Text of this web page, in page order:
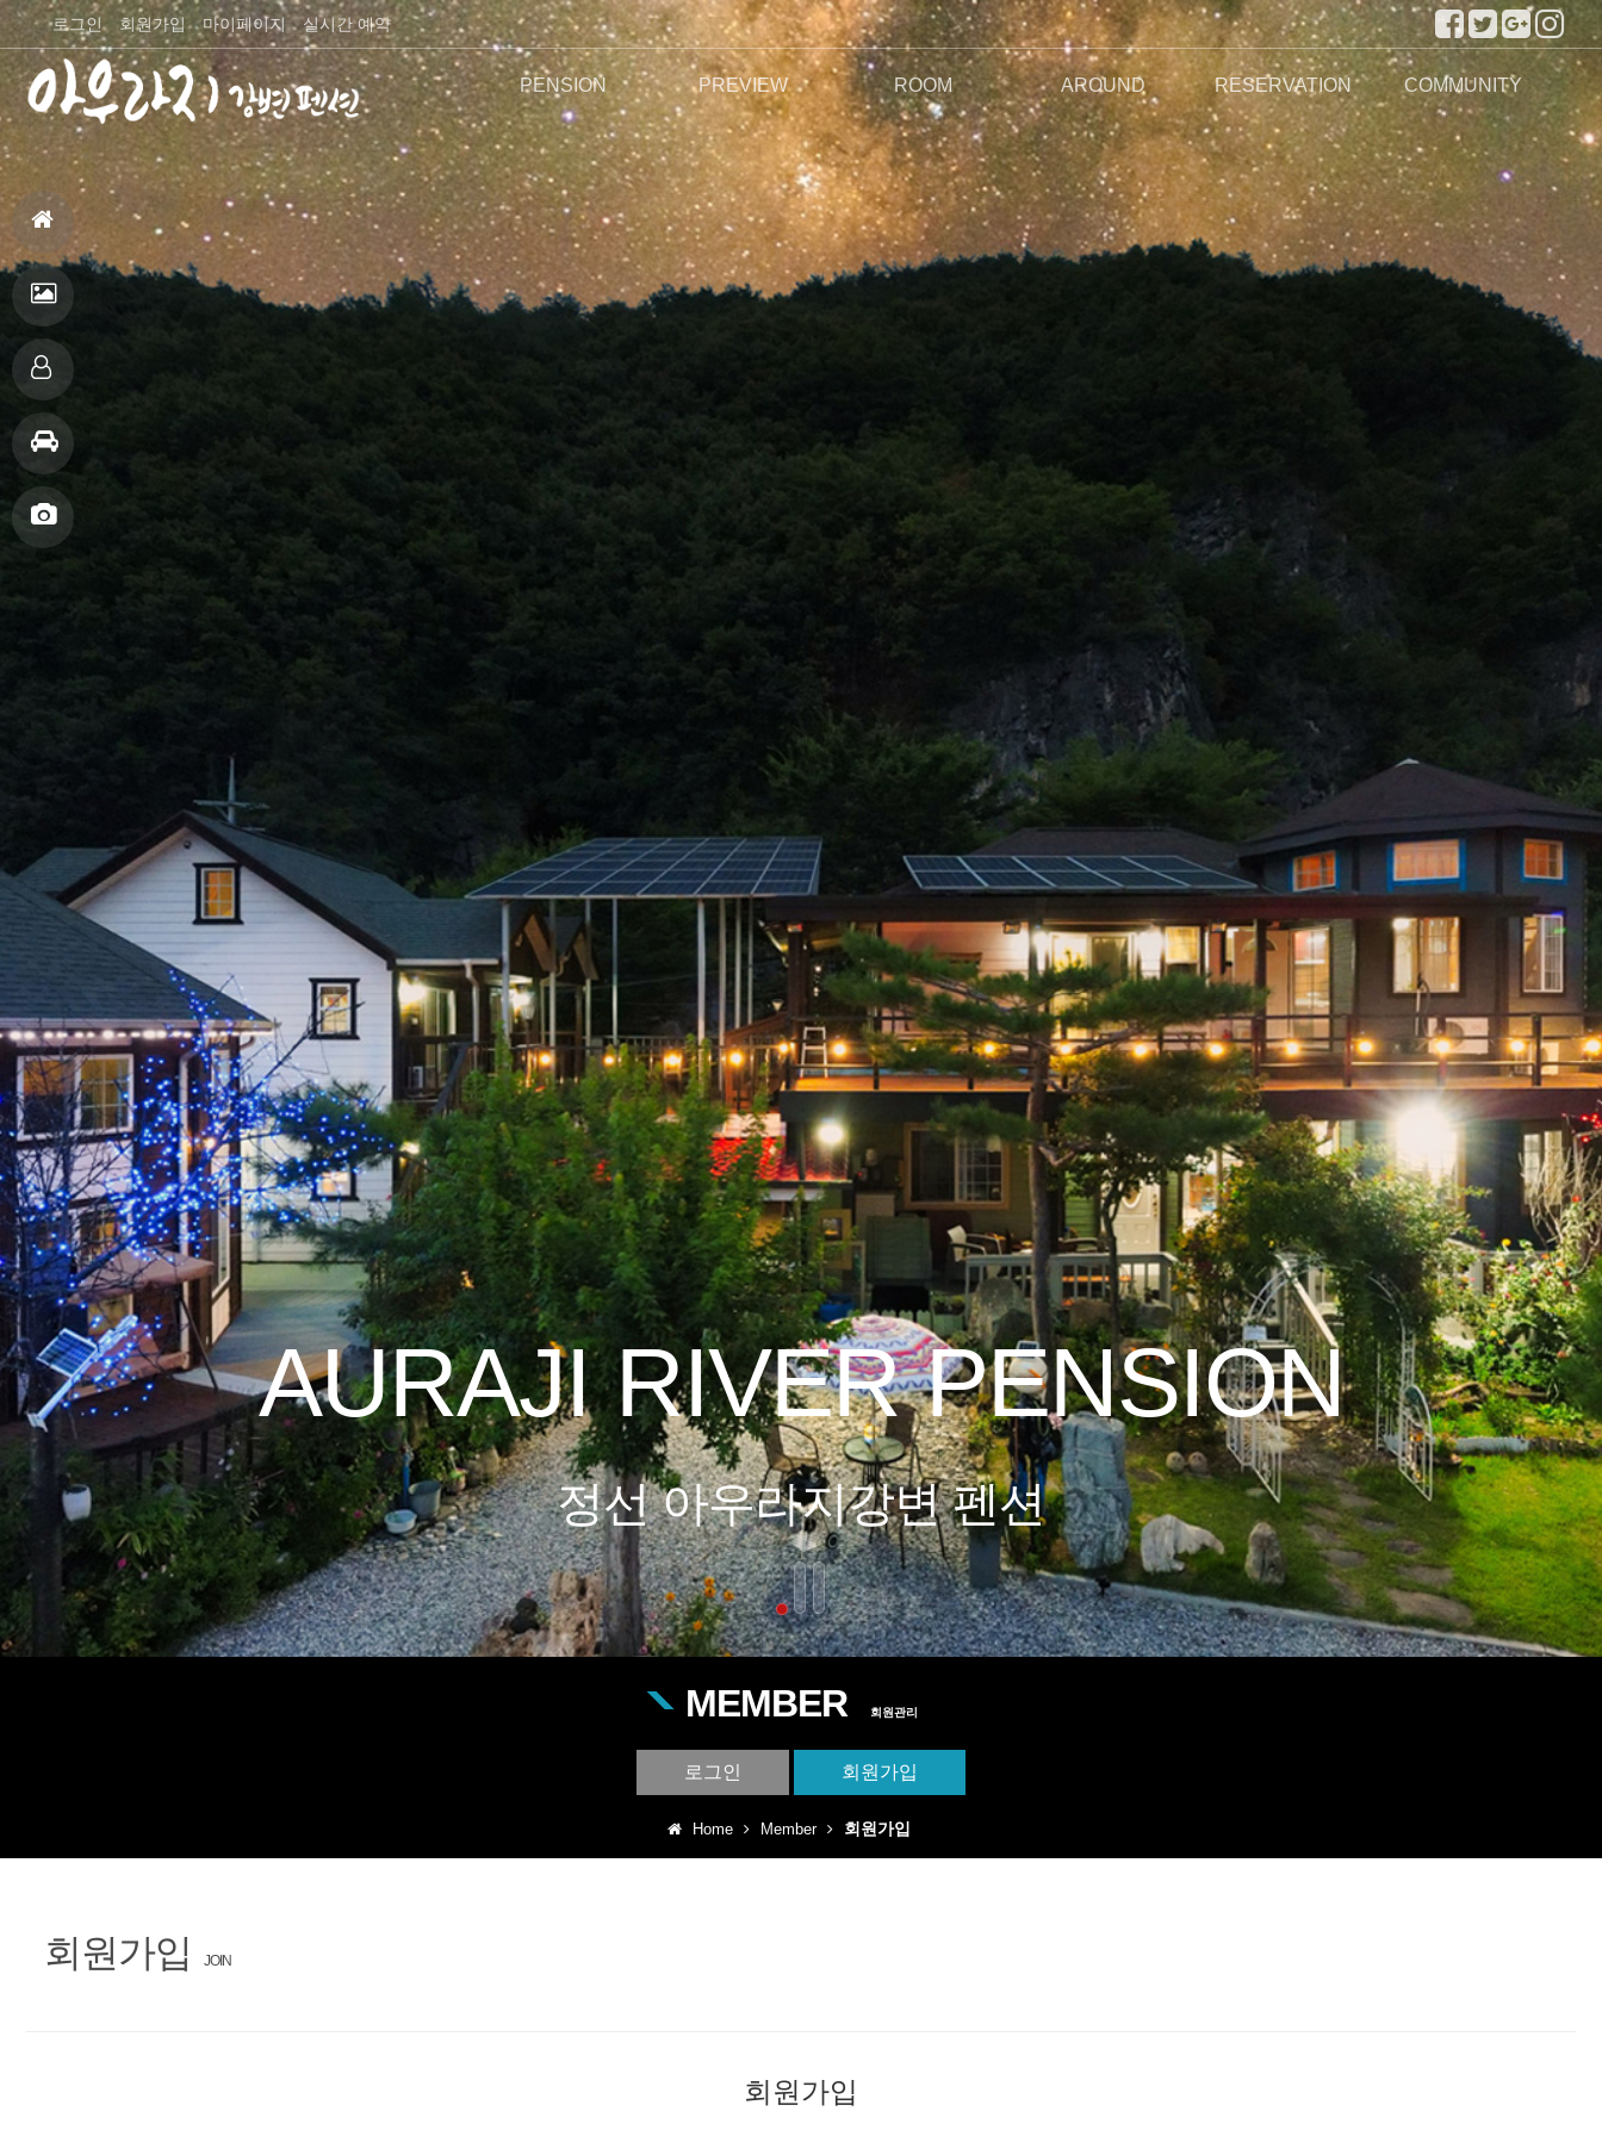
홈
으
펜
션
객
실
주
로그인 회원가입 마이페이지 실시간 예약
PENSION
펜션지기 인사말
오시는길
PREVIEW
펜션전경
야생화와 자연석정원
주변전경
특별한서비스
ROOM
안개비
봄비
이슬비
사랑비
여우비
단비
꽃비
전체보기
AROUND
주변관광지
RESERVATION
예약안내
실시간 예약하기
COMMUNITY
공지사항
이용후기
이용문의
포토앨범
AURAJI RIVER PENSION
MEMBER 회원관리
로그인 회원가입
Home Member 회원가입
회원가입 JOIN
회원가입